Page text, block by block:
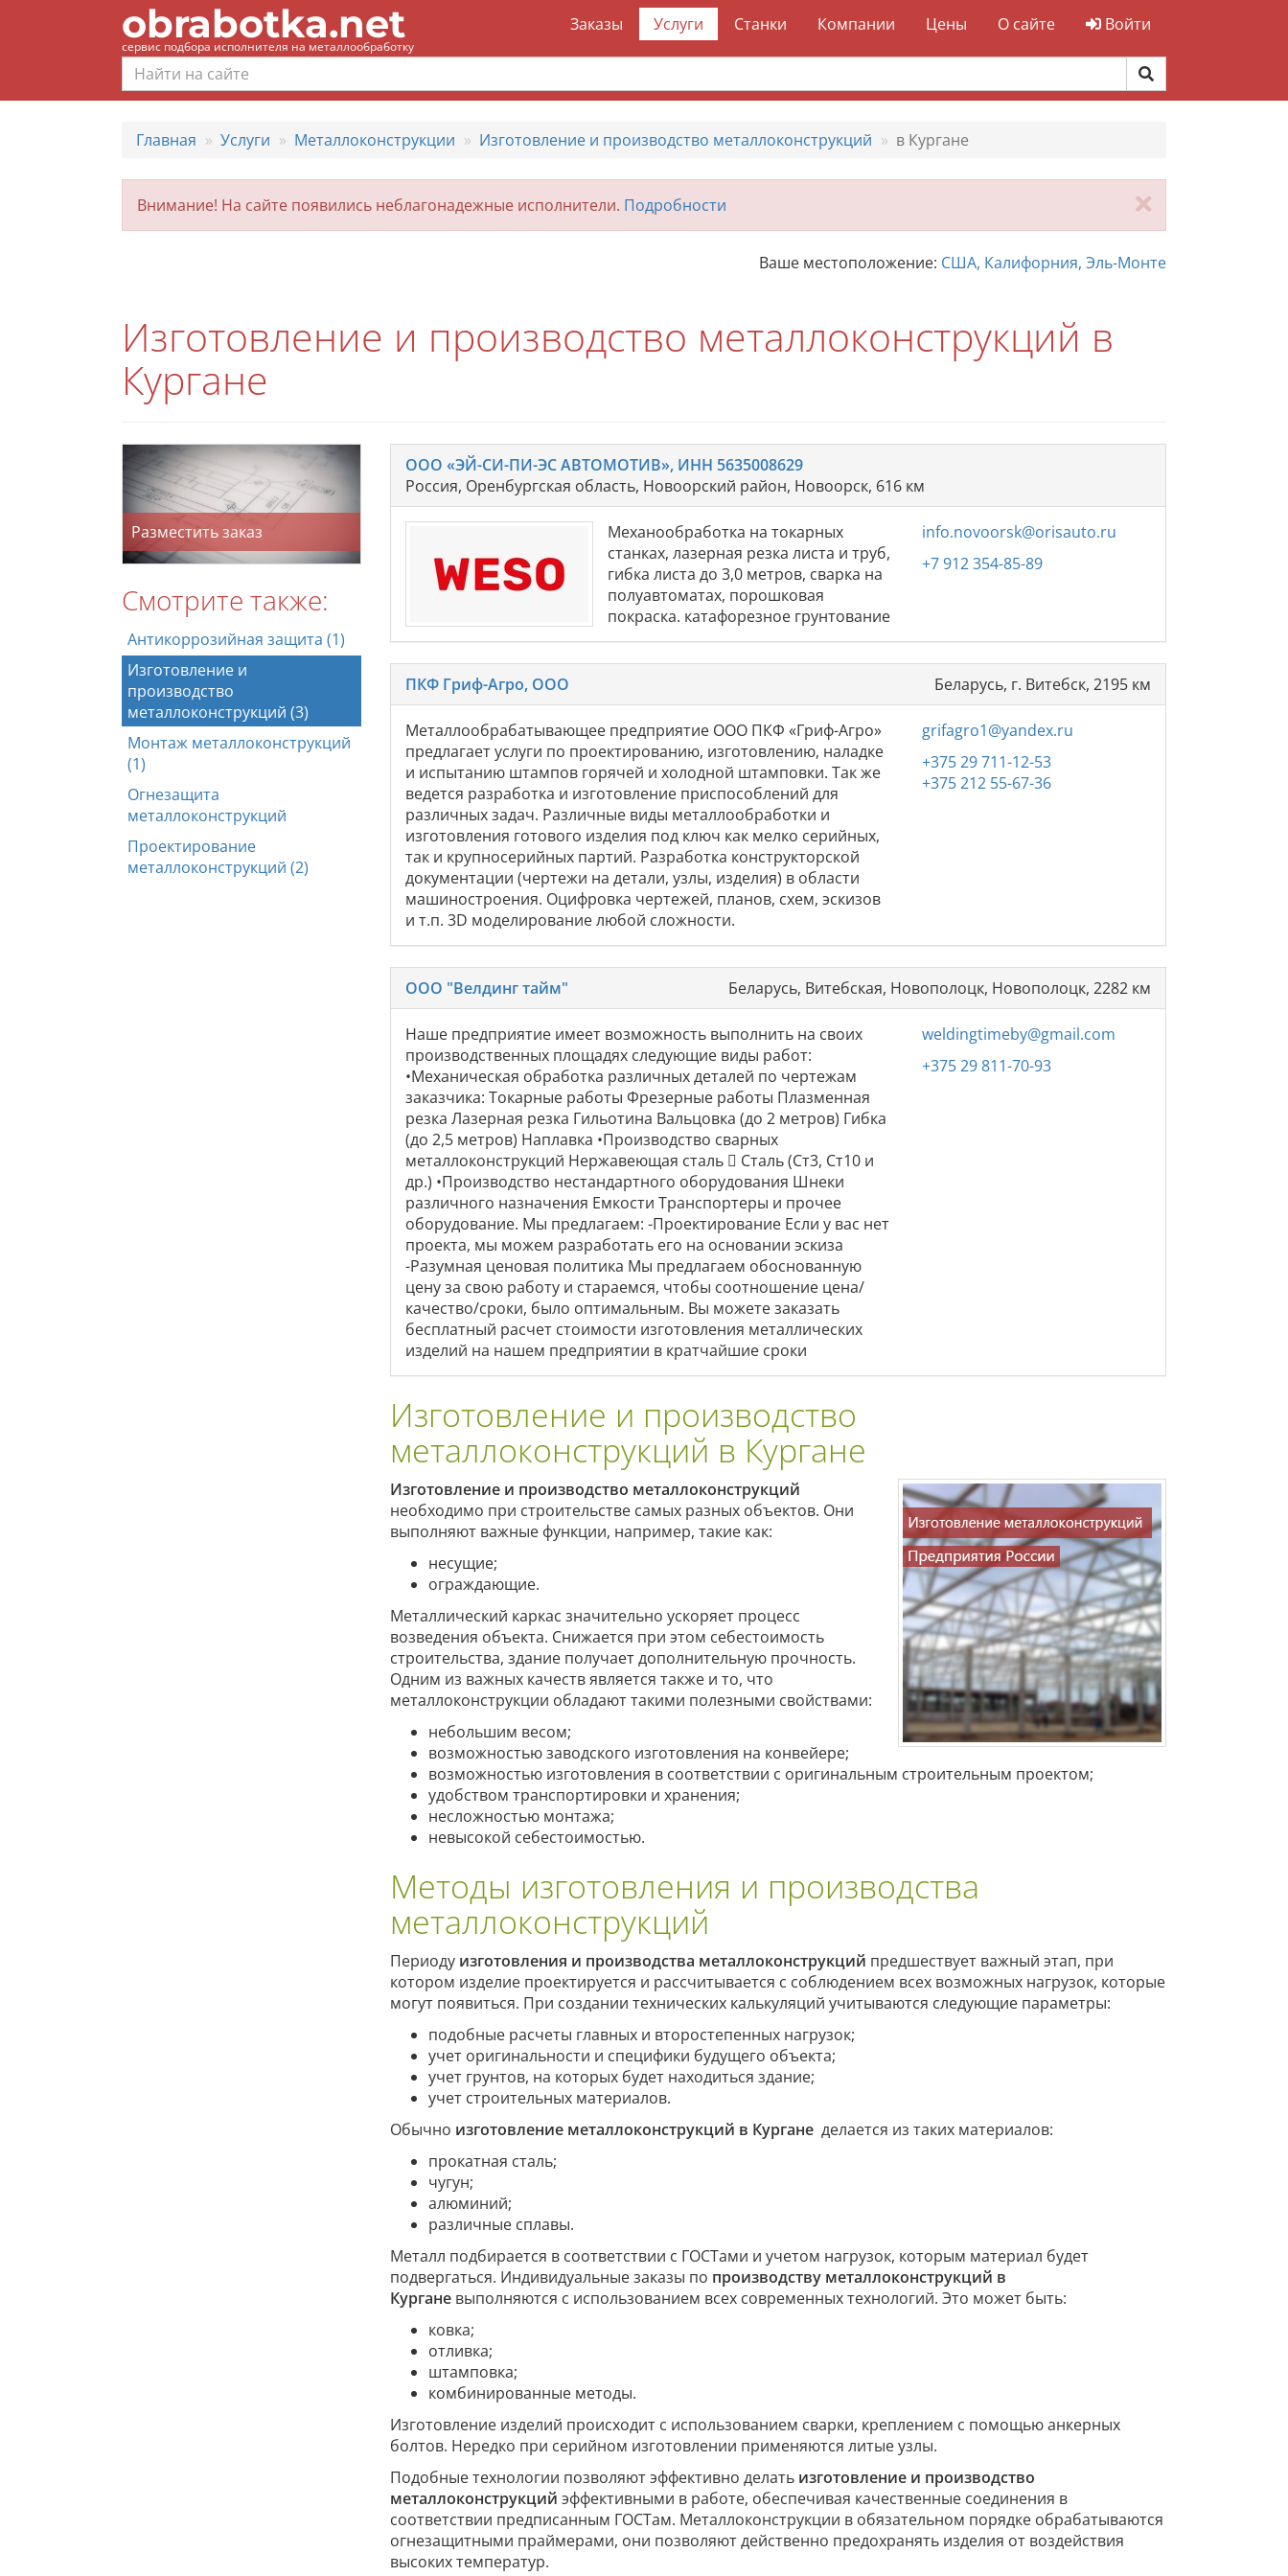
obrabotka.net
сервис подбора исполнителя на металлообработку
Заказы Услуги Станки Компании Цены О сайте Войти
Главная Услуги Металлоконструкции Изготовление и производство металлоконструкций в Кургане
Внимание! На сайте появились неблагонадежные исполнители. Подробности
Ваше местоположение: США, Калифорния, Эль-Монте
Изготовление и производство металлоконструкций в
Кургане
Разместить заказ
Смотрите также:
Антикоррозийная защита (1)
Изготовление и
производство
металлоконструкций (3)
Монтаж металлоконструкций
(1)
Огнезащита
металлоконструкций
Проектирование
металлоконструкций (2)
ООО «ЭЙ-СИ-ПИ-ЭС АВТОМОТИВ», ИНН 5635008629
Россия, Оренбургская область, Новоорский район, Новоорск, 616 км
Механообработка на токарных
станках, лазерная резка листа и труб,
гибка листа до 3,0 метров, сварка на
полуавтоматах, порошковая
покраска. катафорезное грунтование
info.novoorsk@orisauto.ru
+7 912 354-85-89
ПКФ Гриф-Агро, ООО Беларусь, г. Витебск, 2195 км
Металлообрабатывающее предприятие ООО ПКФ «Гриф-Агро»
предлагает услуги по проектированию, изготовлению, наладке
и испытанию штампов горячей и холодной штамповки. Так же
ведется разработка и изготовление приспособлений для
различных задач. Различные виды металлообработки и
изготовления готового изделия под ключ как мелко серийных,
так и крупносерийных партий. Разработка конструкторской
документации (чертежи на детали, узлы, изделия) в области
машиностроения. Оцифровка чертежей, планов, схем, эскизов
и т.п. 3D моделирование любой сложности.
grifagro1@yandex.ru
+375 29 711-12-53
+375 212 55-67-36
ООО "Велдинг тайм" Беларусь, Витебская, Новополоцк, Новополоцк, 2282 км
Наше предприятие имеет возможность выполнить на своих
производственных площадях следующие виды работ:
•Механическая обработка различных деталей по чертежам
заказчика: Токарные работы Фрезерные работы Плазменная
резка Лазерная резка Гильотина Вальцовка (до 2 метров) Гибка
(до 2,5 метров) Наплавка •Производство сварных
металлоконструкций Нержавеющая сталь  Сталь (Ст3, Ст10 и
др.) •Производство нестандартного оборудования Шнеки
различного назначения Емкости Транспортеры и прочее
оборудование. Мы предлагаем: -Проектирование Если у вас нет
проекта, мы можем разработать его на основании эскиза
-Разумная ценовая политика Мы предлагаем обоснованную
цену за свою работу и стараемся, чтобы соотношение цена/
качество/сроки, было оптимальным. Вы можете заказать
бесплатный расчет стоимости изготовления металлических
изделий на нашем предприятии в кратчайшие сроки
weldingtimeby@gmail.com
+375 29 811-70-93
Изготовление и производство
металлоконструкций в Кургане
Изготовление и производство металлоконструкций
необходимо при строительстве самых разных объектов. Они
выполняют важные функции, например, такие как:
несущие;
ограждающие.
Металлический каркас значительно ускоряет процесс
возведения объекта. Снижается при этом себестоимость
строительства, здание получает дополнительную прочность.
Одним из важных качеств является также и то, что
металлоконструкции обладают такими полезными свойствами:
небольшим весом;
возможностью заводского изготовления на конвейере;
возможностью изготовления в соответствии с оригинальным строительным проектом;
удобством транспортировки и хранения;
несложностью монтажа;
невысокой себестоимостью.
Методы изготовления и производства
металлоконструкций
Периоду изготовления и производства металлоконструкций предшествует важный этап, при
котором изделие проектируется и рассчитывается с соблюдением всех возможных нагрузок, которые
могут появиться. При создании технических калькуляций учитываются следующие параметры:
подобные расчеты главных и второстепенных нагрузок;
учет оригинальности и специфики будущего объекта;
учет грунтов, на которых будет находиться здание;
учет строительных материалов.
Обычно изготовление металлоконструкций в Кургане делается из таких материалов:
прокатная сталь;
чугун;
алюминий;
различные сплавы.
Металл подбирается в соответствии с ГОСТами и учетом нагрузок, которым материал будет
подвергаться. Индивидуальные заказы по производству металлоконструкций в
Кургане выполняются с использованием всех современных технологий. Это может быть:
ковка;
отливка;
штамповка;
комбинированные методы.
Изготовление изделий происходит с использованием сварки, креплением с помощью анкерных
болтов. Нередко при серийном изготовлении применяются литые узлы.
Подобные технологии позволяют эффективно делать изготовление и производство
металлоконструкций эффективными в работе, обеспечивая качественные соединения в
соответствии предписанным ГОСТам. Металлоконструкции в обязательном порядке обрабатываются
огнезащитными праймерами, они позволяют действенно предохранять изделия от воздействия
высоких температур.